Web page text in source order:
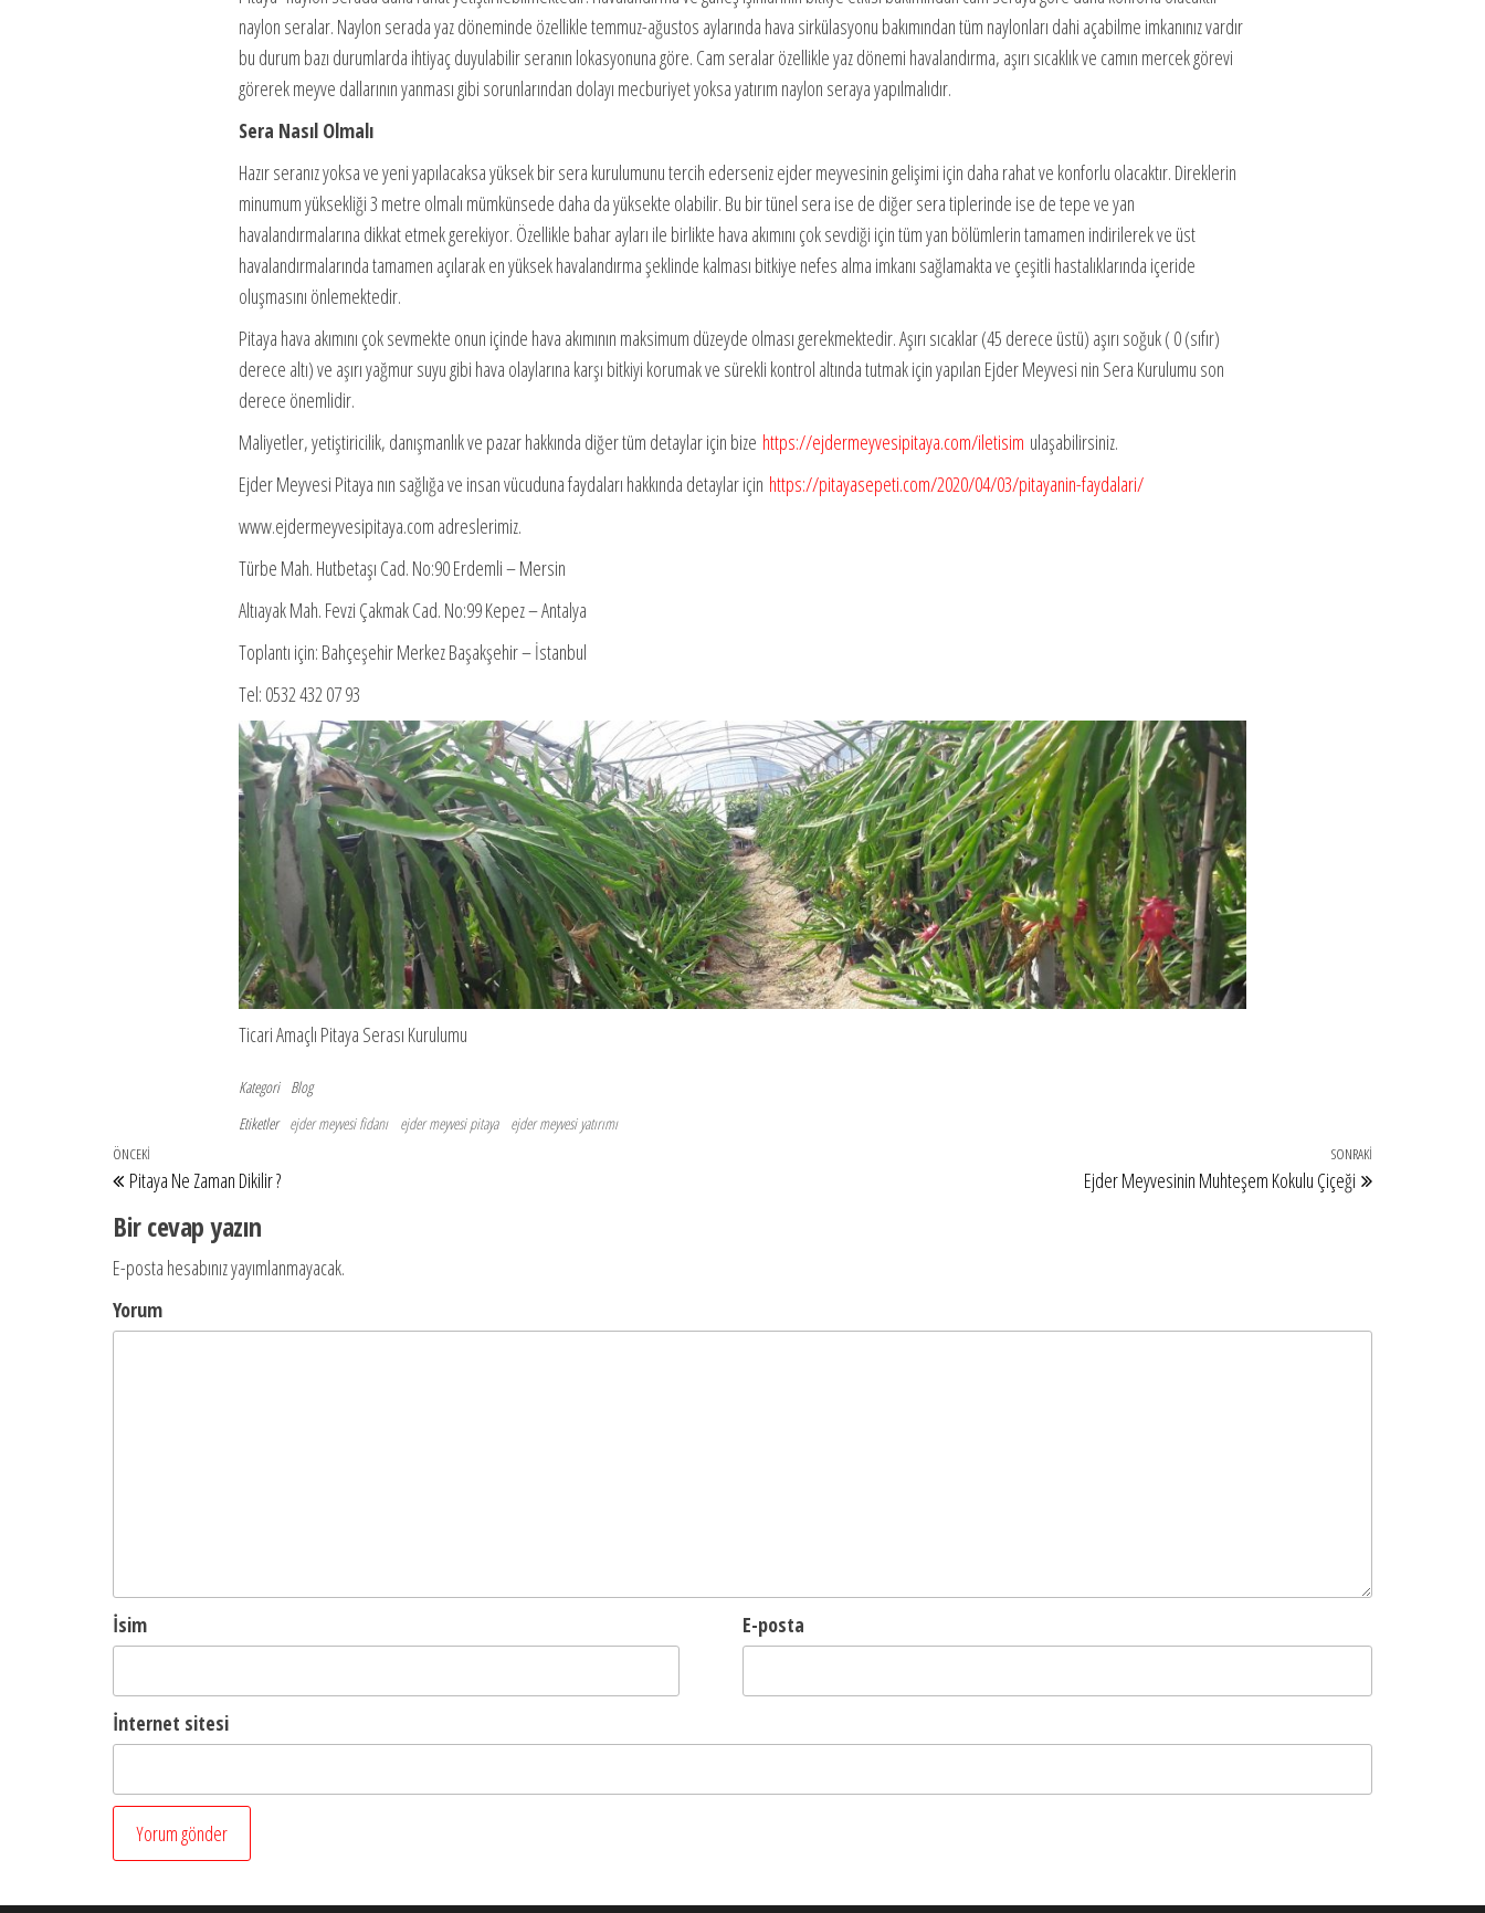
naylon seralar. Naylon serada yaz döneminde özellikle temmuz-ağustos aylarında hava sirkülasyonu bakımından tüm naylonları dahi açabilme imkanınız vardır
bu durum bazı durumlarda ihtiyaç duyulabilir seranın lokasyonuna göre. Cam seralar özellikle yaz dönemi havalandırma, aşırı sıcaklık ve camın mercek görevi
görerek meyve dallarının yanması gibi sorunlarından dolayı mecburiyet yoksa yatırım naylon seraya yapılmalıdır.
Sera Nasıl Olmalı
Hazır seranız yoksa ve yeni yapılacaksa yüksek bir sera kurulumunu tercih ederseniz ejder meyvesinin gelişimi için daha rahat ve konforlu olacaktır. Direklerin
minumum yüksekliği 3 metre olmalı mümkünsede daha da yüksekte olabilir. Bu bir tünel sera ise de diğer sera tiplerinde ise de tepe ve yan
havalandırmalarına dikkat etmek gerekiyor. Özellikle bahar ayları ile birlikte hava akımını çok sevdiği için tüm yan bölümlerin tamamen indirilerek ve üst
havalandırmalarında tamamen açılarak en yüksek havalandırma şeklinde kalması bitkiye nefes alma imkanı sağlamakta ve çeşitli hastalıklarında içeride
oluşmasını önlemektedir.
Pitaya hava akımını çok sevmekte onun içinde hava akımının maksimum düzeyde olması gerekmektedir. Aşırı sıcaklar (45 derece üstü) aşırı soğuk ( 0 (sıfır)
derece altı) ve aşırı yağmur suyu gibi hava olaylarına karşı bitkiyi korumak ve sürekli kontrol altında tutmak için yapılan Ejder Meyvesi nin Sera Kurulumu son
derece önemlidir.
Maliyetler, yetiştiricilik, danışmanlık ve pazar hakkında diğer tüm detaylar için bize https://ejdermeyvesipitaya.com/iletisim ulaşabilirsiniz.
Ejder Meyvesi Pitaya nın sağlığa ve insan vücuduna faydaları hakkında detaylar için https://pitayasepeti.com/2020/04/03/pitayanin-faydalari/
www.ejdermeyvesipitaya.com adreslerimiz.
Türbe Mah. Hutbetaşı Cad. No:90 Erdemli – Mersin
Altıayak Mah. Fevzi Çakmak Cad. No:99 Kepez – Antalya
Toplantı için: Bahçeşehir Merkez Başakşehir – İstanbul
Tel: 0532 432 07 93
Ticari Amaçlı Pitaya Serası Kurulumu
Kategori Blog
Etiketler ejder meyvesi fidanı ejder meyvesi pitaya ejder meyvesi yatırımı
Yazı
dolaşımı
Önceki
Yazı
ÖNCEKI
Pitaya Ne Zaman Dikilir ?
Yazı
SONRAKI
Ejder Meyvesinin Muhteşem Kokulu Çiçeği
Bir cevap yazın
E-posta hesabınız yayımlanmayacak.
Yorum
İsim E-posta
İnternet sitesi